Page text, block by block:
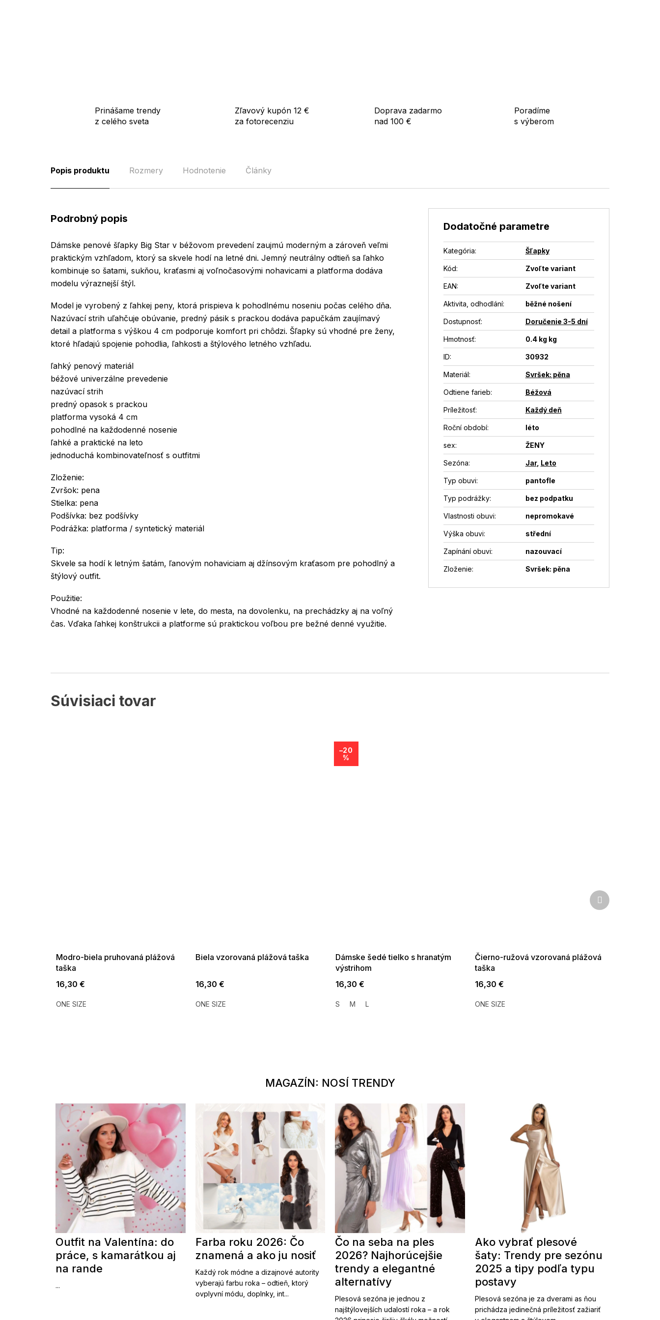
Prinášame trendy
z celého sveta
Zľavový kupón 12 €
za fotorecenziu
Doprava zadarmo
nad 100 €
Poradíme
s výberom
Súvisiaci tovar
Modro-biela pruhovaná plážová
taška
16,30 €
ONE SIZE
Biela vzorovaná plážová taška
16,30 €
ONE SIZE
–20
%
Dámske šedé tielko s hranatým
výstrihom
16,30 €
S M L
Čierno-ružová vzorovaná plážová
taška
16,30 €
ONE SIZE
Ďalší
produkt
Popis produktu Rozmery Hodnotenie Články
Podrobný popis
Dámske penové šľapky Big Star v béžovom prevedení zaujmú moderným a zároveň veľmi
praktickým vzhľadom, ktorý sa skvele hodí na letné dni. Jemný neutrálny odtieň sa ľahko
kombinuje so šatami, sukňou, kraťasmi aj voľnočasovými nohavicami a platforma dodáva
modelu výraznejší štýl.
Model je vyrobený z ľahkej peny, ktorá prispieva k pohodlnému noseniu počas celého dňa.
Nazúvací strih uľahčuje obúvanie, predný pásik s prackou dodáva papučkám zaujímavý
detail a platforma s výškou 4 cm podporuje komfort pri chôdzi. Šľapky sú vhodné pre ženy,
ktoré hľadajú spojenie pohodlia, ľahkosti a štýlového letného vzhľadu.
ľahký penový materiál
béžové univerzálne prevedenie
nazúvací strih
predný opasok s prackou
platforma vysoká 4 cm
pohodlné na každodenné nosenie
ľahké a praktické na leto
jednoduchá kombinovateľnosť s outfitmi
Zloženie:
Zvršok: pena
Stielka: pena
Podšívka: bez podšívky
Podrážka: platforma / syntetický materiál
Tip:
Skvele sa hodí k letným šatám, ľanovým nohaviciam aj džínsovým kraťasom pre pohodlný a
štýlový outfit.
Použitie:
Vhodné na každodenné nosenie v lete, do mesta, na dovolenku, na prechádzky aj na voľný
čas. Vďaka ľahkej konštrukcii a platforme sú praktickou voľbou pre bežné denné využitie.
Dodatočné parametre
Kategória: Šľapky
Kód: Zvoľte variant
EAN: Zvoľte variant
Aktivita, odhodlání: běžné nošení
Dostupnosť: Doručenie 3-5 dní
Hmotnosť: 0.4 kg kg
ID: 30932
Materiál: Svršek: pěna
Odtiene farieb: Béžová
Príležitosť: Každý deň
Roční období: léto
sex: ŽENY
Sezóna: Jar, Leto
Typ obuvi: pantofle
Typ podrážky: bez podpatku
Vlastnosti obuvi: nepromokavé
Výška obuvi: střední
Zapínání obuvi: nazouvací
Zloženie: Svršek: pěna
MAGAZÍN: NOSÍ TRENDY
Outfit na Valentína: do
práce, s kamarátkou aj
na rande
...
Farba roku 2026: Čo
znamená a ako ju nosiť
Každý rok módne a dizajnové autority
vyberajú farbu roka – odtieň, ktorý
ovplyvní módu, doplnky, int...
Čo na seba na ples
2026? Najhorúcejšie
trendy a elegantné
alternatívy
Plesová sezóna je jednou z
najštýlovejších udalostí roka – a rok
Ako vybrať plesové
šaty: Trendy pre sezónu
2025 a tipy podľa typu
postavy
Plesová sezóna je za dverami as ňou
prichádza jedinečná príležitosť zažiariť